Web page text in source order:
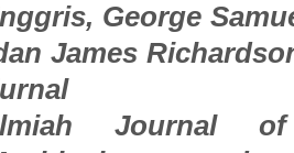
George
James
Journal